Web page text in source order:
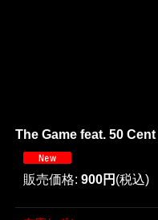
The Game feat. 50
販売価格: 900円 (税込)